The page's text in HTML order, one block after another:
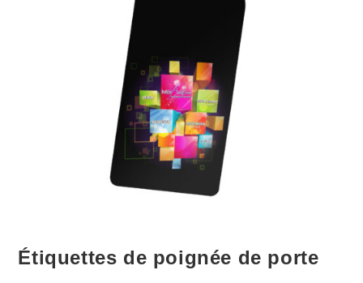
Étiquettes de poignée de porte